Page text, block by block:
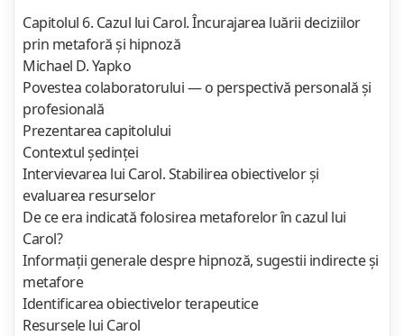
Capitolul 6. Cazul lui Carol. Încurajarea luării deciziilor
prin metaforă şi hipnoză
Michael D. Yapko
Povestea colaboratorului — o perspectivă personală şi
profesională
Prezentarea capitolului
Contextul şedinţei
Intervievarea lui Carol. Stabilirea obiectivelor şi
evaluarea resurselor
De ce era indicată folosirea metaforelor în cazul lui
Carol?
Informaţii generale despre hipnoză, sugestii indirecte şi
metafore
Identificarea obiectivelor terapeutice
Resursele lui Carol